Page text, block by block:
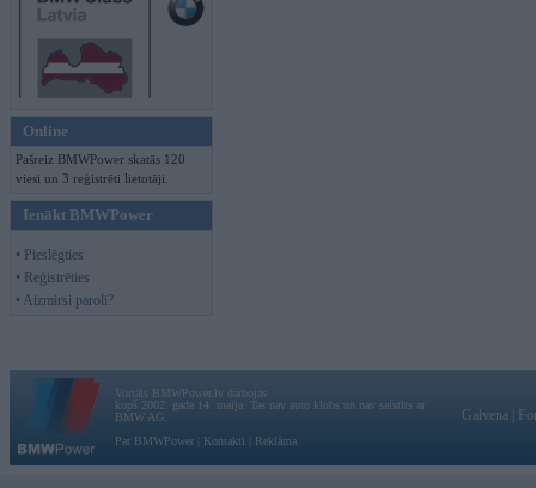
Online
Pašreiz BMWPower skatās 120
viesi un 3 reģistrēti lietotāji.
Ienākt BMWPower
• Pieslēgties
• Reģistrēties
• Aizmirsi paroli?
Vortāls BMWPower.lv darbojas
kopš 2002. gada 14. maija. Tas nav auto klubs un nav saistīts ar
BMW AG.
Par BMWPower
Kontakti Reklāma
Galvena